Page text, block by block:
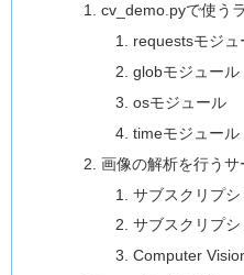
cv_demo.pyで使う
requestsモジュ
globモジュール
osモジュール
timeモジュール
画像の解析を行うサ
サブスクリプ
サブスクリプ
Computer